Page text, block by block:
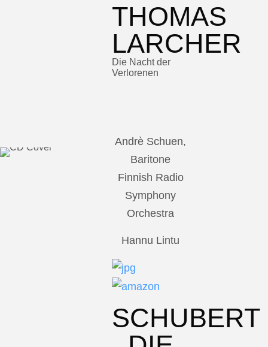
THOMAS
LARCHER
Die Nacht der
Verlorenen
Andrè Schuen,
Baritone
Finnish Radio
Symphony
Orchestra
Hannu Lintu
SCHUBERT